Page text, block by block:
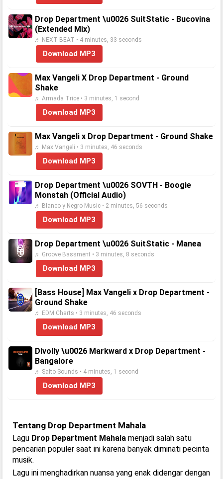
Drop Department \u0026 SuitStatic - Bucovina
(Extended Mix)
♬ NEXT BEAT • 4 minutes, 33 seconds
Download MP3
Max Vangeli X Drop Department - Ground
Shake
♬ Armada Trice • 3 minutes, 1 second
Download MP3
Max Vangeli x Drop Department - Ground Shake
♬ Max Vangeli • 3 minutes, 46 seconds
Download MP3
Drop Department \u0026 SOVTH - Boogie
Monstah (Official Audio)
♬ Blanco y Negro Music • 2 minutes, 56 seconds
Download MP3
Drop Department \u0026 SuitStatic - Manea
♬ Groove Bassment • 3 minutes, 8 seconds
Download MP3
[Bass House] Max Vangeli x Drop Department -
Ground Shake
♬ EDM Charts • 3 minutes, 46 seconds
Download MP3
Divolly \u0026 Markward x Drop Department -
Bangalore
♬ Salto Sounds • 4 minutes, 1 second
Download MP3
Tentang Drop Department Mahala
Lagu Drop Department Mahala menjadi salah satu
pencarian populer saat ini karena banyak diminati pecinta
musik.
Lagu ini menghadirkan nuansa yang enak didengar dengan